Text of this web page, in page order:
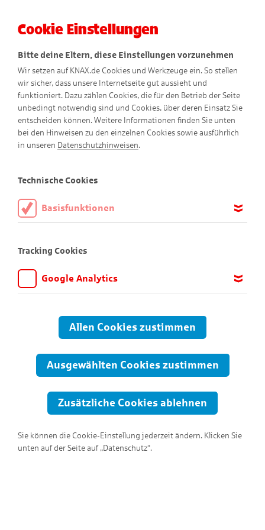
Cookie Einstellungen
Bitte deine Eltern, diese Einstellungen vorzunehmen
Wir setzen auf KNAX.de Cookies und Werkzeuge ein. So stellen
wir sicher, dass unsere Internetseite gut aussieht und
funktioniert. Dazu zählen Cookies, die für den Betrieb der Seite
unbedingt notwendig sind und Cookies, über deren Einsatz Sie
entscheiden können. Weitere Informationen finden Sie unten
bei den Hinweisen zu den einzelnen Cookies sowie ausführlich
in unseren Datenschutzhinweisen.
Technische Cookies
Basisfunktionen
aktiviert sein.
Tracking Cookies
Google Analytics
anpassen und verbessern können. Aus diesem Grund nutzen wir
Google Analytics. Dieses Werkzeug erfasst die Seitenaufrufe zu
Übertragung anonymisiert.
Allen Cookies zustimmen
Ausgewählten Cookies zustimmen
Zusätzliche Cookies ablehnen
Sie können die Cookie-Einstellung jederzeit ändern. Klicken Sie
unten auf der Seite auf „Datenschutz“.